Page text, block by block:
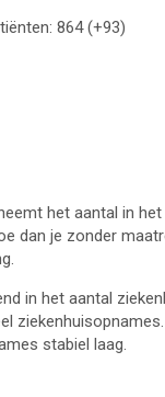
864 (+93)
het aantal in
dan je zonder
in het aantal
stabiel laag.